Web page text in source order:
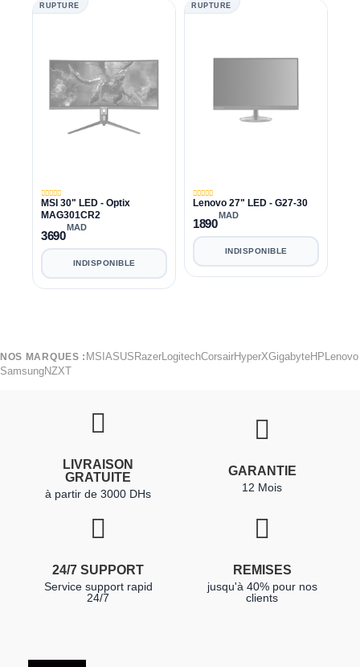
RUPTURE
MSI 30" LED - Optix
MAG301CR2
3690
MAD
INDISPONIBLE
RUPTURE
Lenovo 27" LED - G27-30
1890
MAD
INDISPONIBLE
NOS MARQUES : MSI ASUS RazerLogitechCorsairHyperXGigabyteHP Lenovo
SamsungNZXT
LIVRAISON
GRATUITE
à partir de 3000 DHs
GARANTIE
12 Mois
24/7 SUPPORT
Service support rapid
24/7
REMISES
jusqu'à 40% pour nos
clients